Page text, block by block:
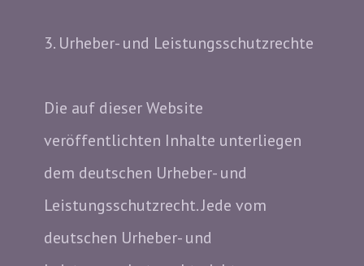
3. Urheber- und Leistungsschutzrechte
Die auf dieser Website
veröffentlichten Inhalte unterliegen
dem deutschen Urheber- und
Leistungsschutzrecht. Jede vom
deutschen Urheber- und